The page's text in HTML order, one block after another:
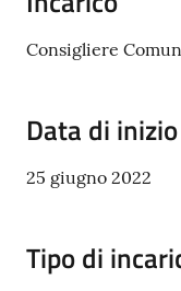
gli
argomenti...
su
Consigliere
Data di
25 giugno 2022
Tipo di